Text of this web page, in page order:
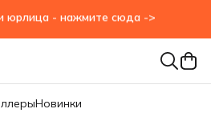
Гос.учреждения и юрлица - нажмите сюда ->
Новинки